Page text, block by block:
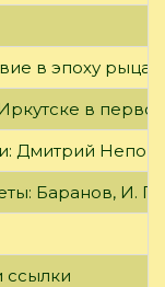
в эпоху
в
Дмитрий
Баранов, И.
ссылки